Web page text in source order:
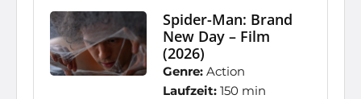
Spider-Man: Brand
New Day – Film
(2026)
Genre: Action
Laufzeit: 150 min